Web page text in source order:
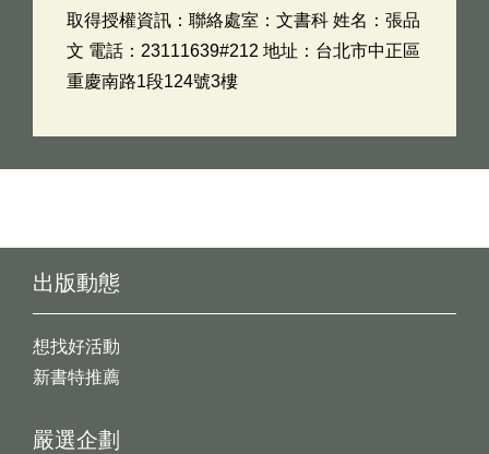
取得授權資訊：聯絡處室：文書科 姓名：張品
文 電話：23111639#212 地址：台北市中正區
重慶南路1段124號3樓
出版動態
想找好活動
新書特推薦
嚴選企劃